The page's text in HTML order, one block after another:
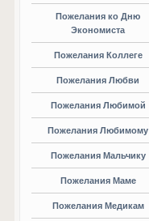
Пожелания ко Дню
Экономиста
Пожелания Коллеге
Пожелания Любви
Пожелания Любимой
Пожелания Любимому
Пожелания Мальчику
Пожелания Маме
Пожелания Медикам